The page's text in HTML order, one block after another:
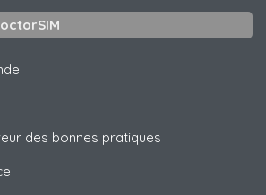
des bonnes pratiques